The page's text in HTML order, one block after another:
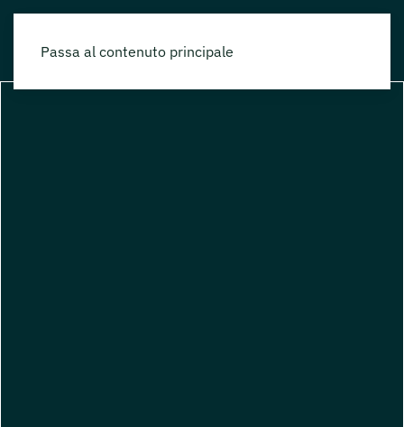
Passa al contenuto principale